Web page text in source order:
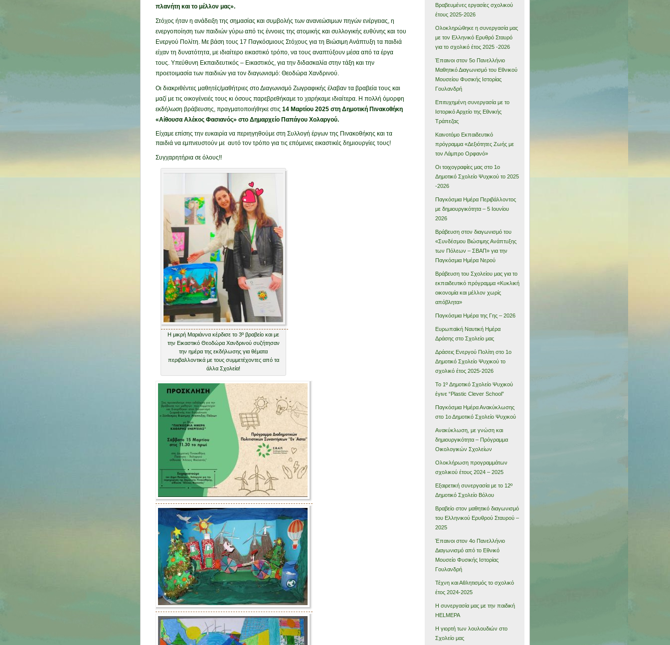
πλανήτη και το μέλλον μας».
Στόχος ήταν η ανάδειξη της σημασίας και συμβολής των ανανεώσιμων πηγών ενέργειας, η
ενεργοποίηση των παιδιών γύρω από τις έννοιες της ατομικής και συλλογικής ευθύνης και του
Ενεργού Πολίτη. Με βάση τους 17 Παγκόσμιους Στόχους για τη Βιώσιμη Ανάπτυξη τα παιδιά
είχαν τη δυνατότητα, με ιδιαίτερο εικαστικό τρόπο, να τους αναπτύξουν μέσα από τα έργα
τους. Υπεύθυνη Εκπαιδευτικός – Εικαστικός, για την διδασκαλία στην τάξη και την
προετοιμασία των παιδιών για τον διαγωνισμό: Θεοδώρα Χανδρινού.
Οι διακριθέντες μαθητές/μαθήτριες στο Διαγωνισμό Ζωγραφικής έλαβαν τα βραβεία τους και
μαζί με τις οικογένειές τους κι όσους παρεβρεθήκαμε το χαρήκαμε ιδιαίτερα. Η πολλή όμορφη
εκδήλωση βράβευσης, πραγματοποιήθηκε στις 14 Μαρτίου 2025 στη Δημοτική Πινακοθήκη
«Αίθουσα Αλέκος Φασιανός» στο Δημαρχείο Παπάγου Χολαργού.
Είχαμε επίσης την ευκαιρία να περιηγηθούμε στη Συλλογή έργων της Πινακοθήκης και τα
παιδιά να εμπνευστούν με αυτό τον τρόπο για τις επόμενες εικαστικές δημιουργίες τους!
Συγχαρητήρια σε όλους!!
Η μικρή Μαριάννα κέρδισε το 3º βραβείο και με
την Εικαστικό Θεοδώρα Χανδρινού συζήτησαν
την ημέρα της εκδήλωσης για θέματα
περιβαλλοντικά με τους συμμετέχοντες από τα
άλλα Σχολεία!
Βραβευμένες εργασίες σχολικού
έτους 2025-2026
Ολοκληρώθηκε η συνεργασία μας
με τον Ελληνικό Ερυθρό Σταυρό
για το σχολικό έτος 2025 -2026
Έπαινοι στον 5ο Πανελλήνιο
Μαθητικό Διαγωνισμό του Εθνικού
Μουσείου Φυσικής Ιστορίας
Γουλανδρή
Επιτυχημένη συνεργασία με το
Ιστορικό Αρχείο της Εθνικής
Τράπεζας
Καινοτόμο Εκπαιδευτικό
πρόγραμμα «Δεξιότητες Ζωής με
τον Λάμπρο Ορφανό»
Οι τοιχογραφίες μας στο 1ο
Δημοτικό Σχολείο Ψυχικού το 2025
-2026
Παγκόσμια Ημέρα Περιβάλλοντος
με δημιουργικότητα – 5 Ιουνίου
2026
Βράβευση στον διαγωνισμό του
«Συνδέσμου Βιώσιμης Ανάπτυξης
των Πόλεων – ΣΒΑΠ» για την
Παγκόσμια Ημέρα Νερού
Βράβευση του Σχολείου μας για το
εκπαιδευτικό πρόγραμμα «Κυκλική
οικονομία και μέλλον χωρίς
απόβλητα»
Παγκόσμια Ημέρα της Γης – 2026
Ευρωπαϊκή Ναυτική Ημέρα
Δράσης στο Σχολείο μας
Δράσεις Ενεργού Πολίτη στο 1ο
Δημοτικό Σχολείο Ψυχικού το
σχολικό έτος 2025-2026
Το 1º Δημοτικό Σχολείο Ψυχικού
έγινε “Plastic Clever School”
Παγκόσμια Ημέρα Ανακύκλωσης
στο 1ο Δημοτικό Σχολείο Ψυχικού
Ανακύκλωση, με γνώση και
δημιουργικότητα – Πρόγραμμα
Οικολογικών Σχολείων
Ολοκλήρωση προγραμμάτων
σχολικού έτους 2024 – 2025
Εξαιρετική συνεργασία με το 12º
Δημοτικό Σχολείο Βόλου
Βραβείο στον μαθητικό διαγωνισμό
του Ελληνικού Ερυθρού Σταυρού –
2025
Έπαινοι στον 4ο Πανελλήνιο
Διαγωνισμό από το Εθνικό
Μουσείο Φυσικής Ιστορίας
Γουλανδρή
Τέχνη και Αθλητισμός το σχολικό
έτος 2024-2025
Η συνεργασία μας με την παιδική
HELMEPA
Η γιορτή των λουλουδιών στο
Σχολείο μας